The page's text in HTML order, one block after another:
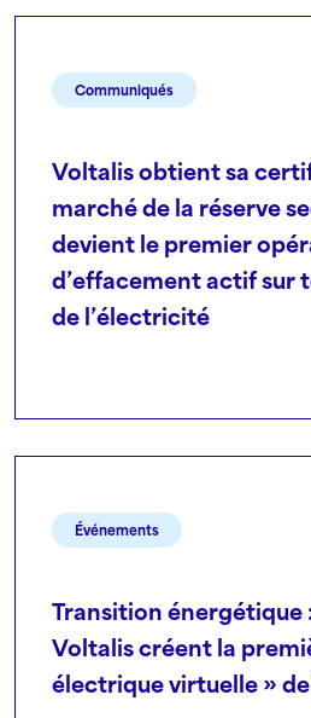
Communiqués
Voltalis obtient sa
marché de la réserve
devient le premier
d’effacement actif sur
de l’électricité
Événements
Transition énergétique
Voltalis créent la
électrique virtuelle »